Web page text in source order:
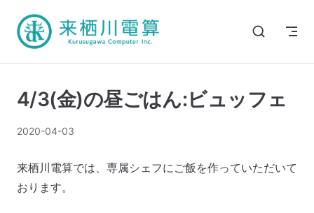
4/3(金)の昼ごはん:ビュッフェ
2020-04-03
来栖川電算では、専属シェフにご飯を作っていただいて
おります。